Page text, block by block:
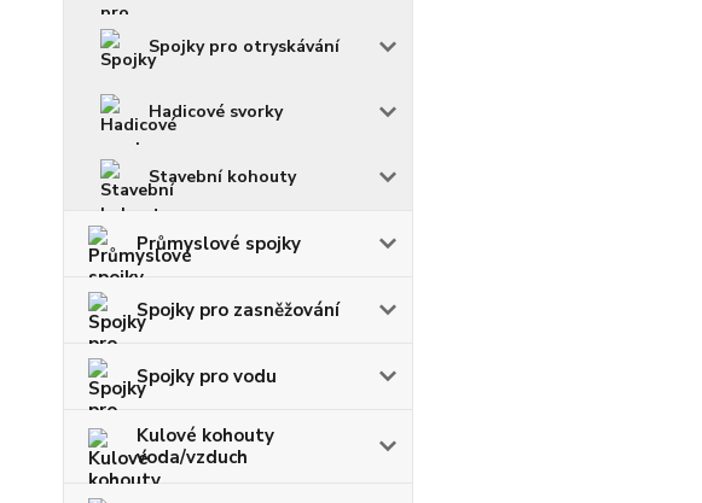
Spojky pro otryskávání
Hadicové svorky
Stavební kohouty
Průmyslové spojky
Spojky pro zasněžování
Spojky pro vodu
Kulové kohouty
voda/vzduch